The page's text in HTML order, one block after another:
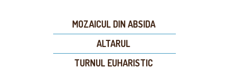
MOZAICUL DIN ABSIDA
ALTARUL
TURNUL EUHARISTIC